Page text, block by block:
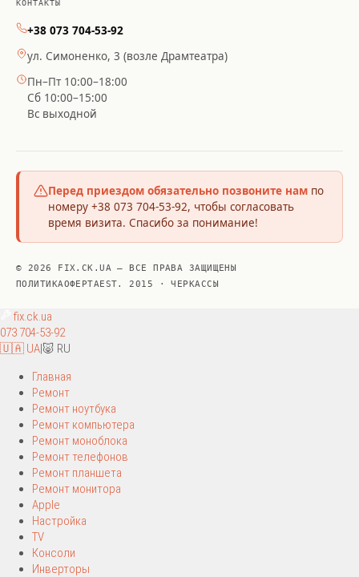
КОНТАКТЫ
+38 073 704-53-92
ул. Симоненко, 3 (возле Драмтеатра)
Пн–Пт 10:00–18:00
Сб 10:00–15:00
Вс выходной
Перед приездом обязательно позвоните нам по
номеру +38 073 704-53-92, чтобы согласовать
время визита. Спасибо за понимание!
© 2026 FIX.CK.UA — ВСЕ ПРАВА ЗАЩИЩЕНЫ
ПОЛИТИКАОФЕРТАEST. 2015 · ЧЕРКАССЫ
fix.ck.ua
073 704-53-92
🇺🇦 UA|🐷 RU
Главная
Ремонт
Ремонт ноутбука
Ремонт компьютера
Ремонт моноблока
Ремонт телефонов
Ремонт планшета
Ремонт монитора
Apple
Настройка
TV
Консоли
Инверторы